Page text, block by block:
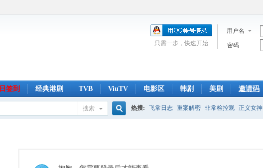
用户名
密码
只需一步，快速开始
签到 经典港剧 TVB ViuTV 电影区 韩剧 美剧 邀请码
搜索
索
热搜: 飞常日志 重案解密 非常检控观 正义女神